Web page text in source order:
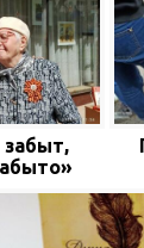
забыт,